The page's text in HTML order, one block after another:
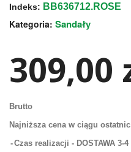
Indeks: BB636712.ROSE
Kategoria: Sandały
309,00
Brutto
Najniższa cena w ciągu
Czas realizacji - DOSTAWA 3-